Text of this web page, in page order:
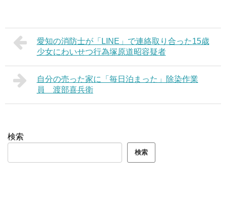
愛知の消防士が「LINE」で連絡取り合った15歳
少女にわいせつ行為塚原道昭容疑者
自分の売った家に「毎日泊まった」除染作業
員 渡部喜兵衛
検索
検索